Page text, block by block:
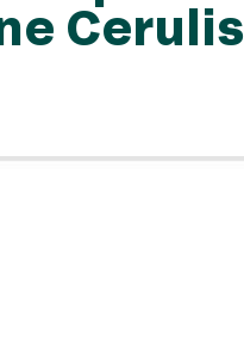
Cerulis